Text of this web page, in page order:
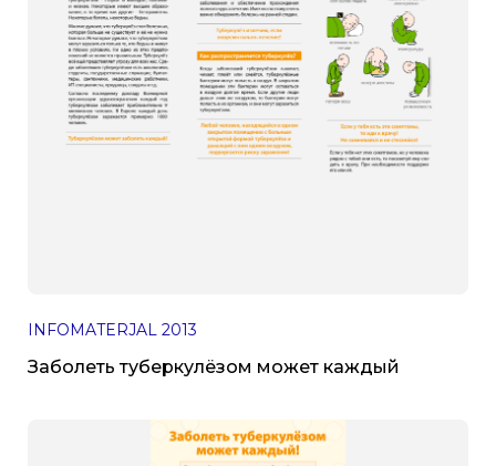
INFOMATERJAL 2013
Заболеть туберкулёзом может каждый